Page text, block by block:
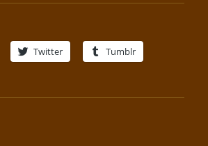
Twitter Tumblr